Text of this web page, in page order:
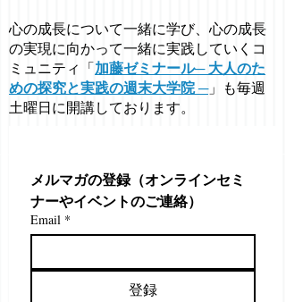
心の成長について一緒に学び、心の成長
の実現に向かって一緒に実践していくコ
ミュニティ「 加藤ゼミナール─ 大人のた
めの探究と実践の週末大学院 ─」も毎週
土曜日に開講しております。
メルマガの登録（オンラインセミ
ナーやイベントのご連絡）
Email *
登録